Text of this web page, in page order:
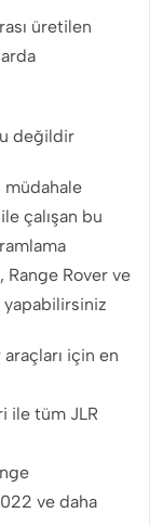
üretilen
değildir
müdahale
çalışan bu
Range Rover ve
yapabilirsiniz
için en
ile tüm JLR
ve daha